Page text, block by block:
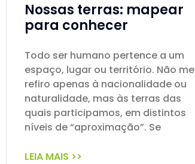
Nossas terras: mapear
para conhecer
Todo ser humano pertence a um
espaço, lugar ou território. Não me
refiro apenas à nacionalidade ou
naturalidade, mas às terras das
quais participamos, em distintos
níveis de “aproximação”. Se
LEIA MAIS >>